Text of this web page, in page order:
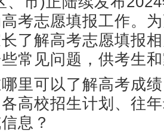
考志愿填报工作。
了解高考志愿填报
常见问题，供考生
可以了解高考成绩
高校招生计划、往
息？